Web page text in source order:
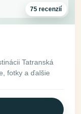
75 recenzií
Tatranská
fotky a ďalšie